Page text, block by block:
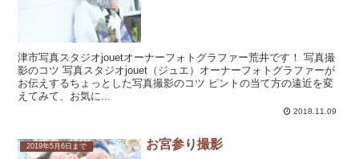
津市写真スタジオjouetオーナーフォトグラファー荒井です！ 写真撮
影のコツ 写真スタジオjouet（ジュエ）オーナーフォトグラファーが
お伝えするちょっとした写真撮影のコツ ピントの当て方の遠近を変
えてみて、お気に...
2018.11.09
2019年5月6日まで お宮参り撮影